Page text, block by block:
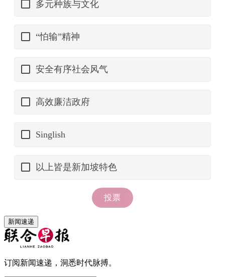
新闻速递
订阅新闻速递，洞悉时代脉搏。